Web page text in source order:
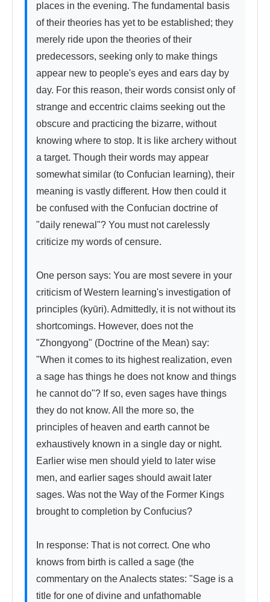
places in the evening. The fundamental basis
of their theories has yet to be established; they
merely ride upon the theories of their
predecessors, seeking only to make things
appear new to people's eyes and ears day by
day. For this reason, their words consist only of
strange and eccentric claims seeking out the
obscure and practicing the bizarre, without
knowing where to stop. It is like archery without
a target. Though their words may appear
somewhat similar (to Confucian learning), their
meaning is vastly different. How then could it
be confused with the Confucian doctrine of
"daily renewal"? You must not carelessly
criticize my words of censure.
One person says: You are most severe in your
criticism of Western learning's investigation of
principles (kyūri). Admittedly, it is not without its
shortcomings. However, does not the
"Zhongyong" (Doctrine of the Mean) say:
"When it comes to its highest realization, even
a sage has things he does not know and things
he cannot do"? If so, even sages have things
they do not know. All the more so, the
principles of heaven and earth cannot be
exhaustively known in a single day or night.
Earlier wise men should yield to later wise
men, and earlier sages should await later
sages. Was not the Way of the Former Kings
brought to completion by Confucius?
In response: That is not correct. One who
knows from birth is called a sage (the
commentary on the Analects states: "Sage is a
title for one of divine and unfathomable